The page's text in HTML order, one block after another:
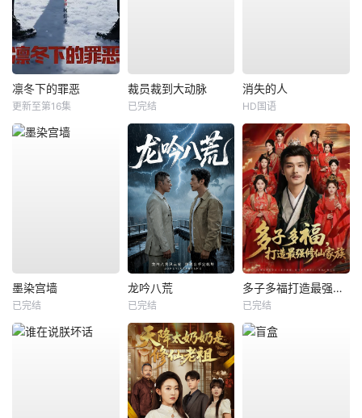
凛冬下的罪恶
更新至第16集
裁员裁到大动脉
已完结
消失的人
HD国语
墨染宫墙
已完结
龙吟八荒
已完结
多子多福打造最强修仙家族
已完结